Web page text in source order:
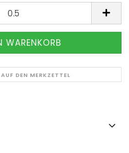
AUF DEN MERKZETTEL